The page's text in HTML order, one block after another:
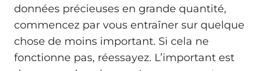
données précieuses en grande quantité,
commencez par vous entraîner sur quelque
chose de moins important. Si cela ne
fonctionne pas, réessayez. L’important est